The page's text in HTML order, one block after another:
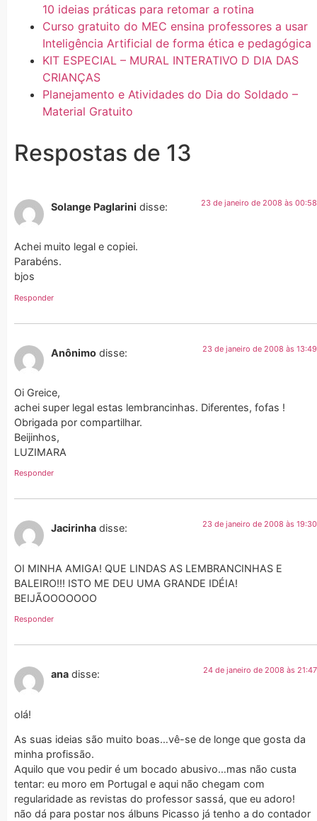
10 ideias práticas para retomar a rotina
Curso gratuito do MEC ensina professores a usar
Inteligência Artificial de forma ética e pedagógica
KIT ESPECIAL – MURAL INTERATIVO D DIA DAS
CRIANÇAS
Planejamento e Atividades do Dia do Soldado –
Material Gratuito
Respostas de 13
Solange Paglarini disse: 23 de janeiro de 2008 às 00:58
Achei muito legal e copiei.
Parabéns.
bjos
Responder
Anônimo disse: 23 de janeiro de 2008 às 13:49
Oi Greice,
achei super legal estas lembrancinhas. Diferentes, fofas !
Obrigada por compartilhar.
Beijinhos,
LUZIMARA
Responder
Jacirinha disse: 23 de janeiro de 2008 às 19:30
OI MINHA AMIGA! QUE LINDAS AS LEMBRANCINHAS E
BALEIRO!!! ISTO ME DEU UMA GRANDE IDÉIA!
BEIJÃOOOOOOO
Responder
ana disse: 24 de janeiro de 2008 às 21:47
olá!
As suas ideias são muito boas…vê-se de longe que gosta da
minha profissão.
Aquilo que vou pedir é um bocado abusivo…mas não custa
tentar: eu moro em Portugal e aqui não chegam com
regularidade as revistas do professor sassá, que eu adoro!
não dá para postar nos álbuns Picasso já tenho a do contador